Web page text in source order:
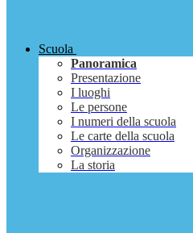
Scuola
Panoramica
Presentazione
I luoghi
Le persone
I numeri della scuola
Le carte della scuola
Organizzazione
La storia